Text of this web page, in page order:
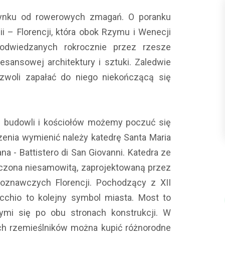
od rowerowych zmagań. O poranku
Florencji, która obok Rzymu i Wenecji
rokrocznie przez rzesze
architektury i sztuki. Zaledwie
zapałać do niego niekończącą się
i kościołów możemy poczuć się
wymienić należy katedrę Santa Maria
- Battistero di San Giovanni. Katedra ze
niesamowitą, zaprojektowaną przez
Florencji. Pochodzący z XII
to kolejny symbol miasta. Most to
się po obu stronach konstrukcji. W
rzemieślników można kupić różnorodne